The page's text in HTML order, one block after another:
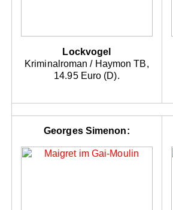
Lockvogel
Kriminalroman / Haymon TB,
14.95 Euro (D).
Georges Simenon: